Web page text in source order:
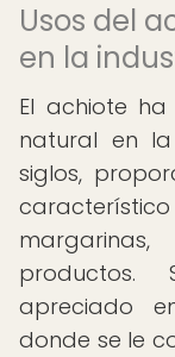
Usos del
en la
El achiote
natural en
siglos,
productos.
apreciado
donde se le